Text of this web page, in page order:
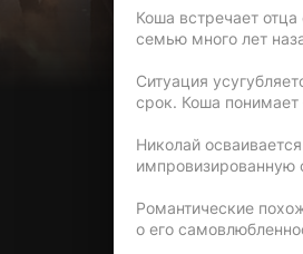
Коша встречает
семью много лет
Ситуация
срок. Коша
Николай
Романтические
о его